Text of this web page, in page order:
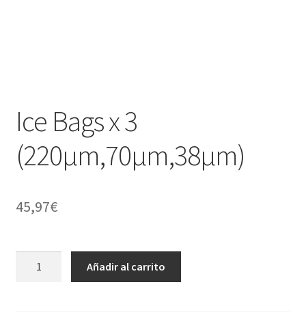
Ice Bags x 3
(220µm,70µm,38µm)
45,97€
Añadir al carrito